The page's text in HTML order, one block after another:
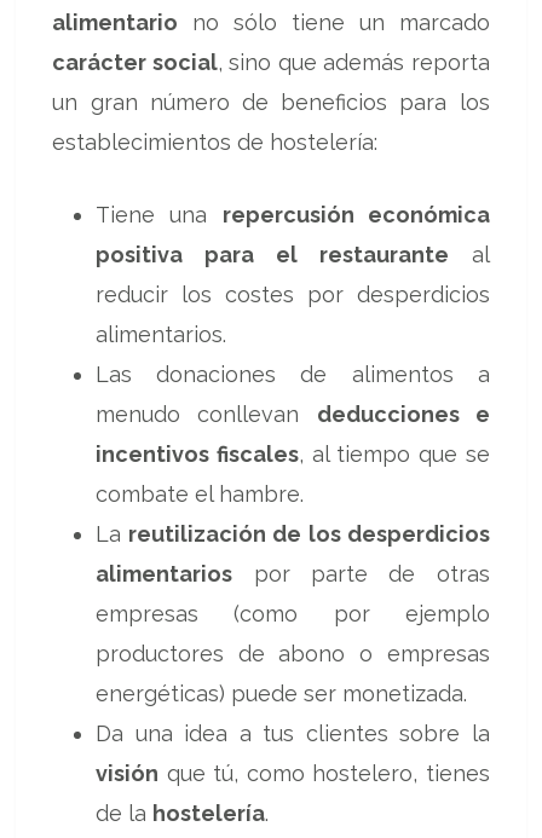
alimentario no sólo tiene un marcado
carácter social, sino que además reporta
un gran número de beneficios para los
establecimientos de hostelería:
Tiene una repercusión económica
positiva para el restaurante al
reducir los costes por desperdicios
alimentarios.
Las donaciones de alimentos a
menudo conllevan deducciones e
incentivos fiscales, al tiempo que se
combate el hambre.
La reutilización de los desperdicios
alimentarios por parte de otras
empresas (como por ejemplo
productores de abono o empresas
energéticas) puede ser monetizada.
Da una idea a tus clientes sobre la
visión que tú, como hostelero, tienes
de la hostelería.